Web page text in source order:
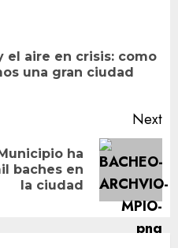
el aire en crisis: como
una gran ciudad
Next
ha
baches en
la ciudad